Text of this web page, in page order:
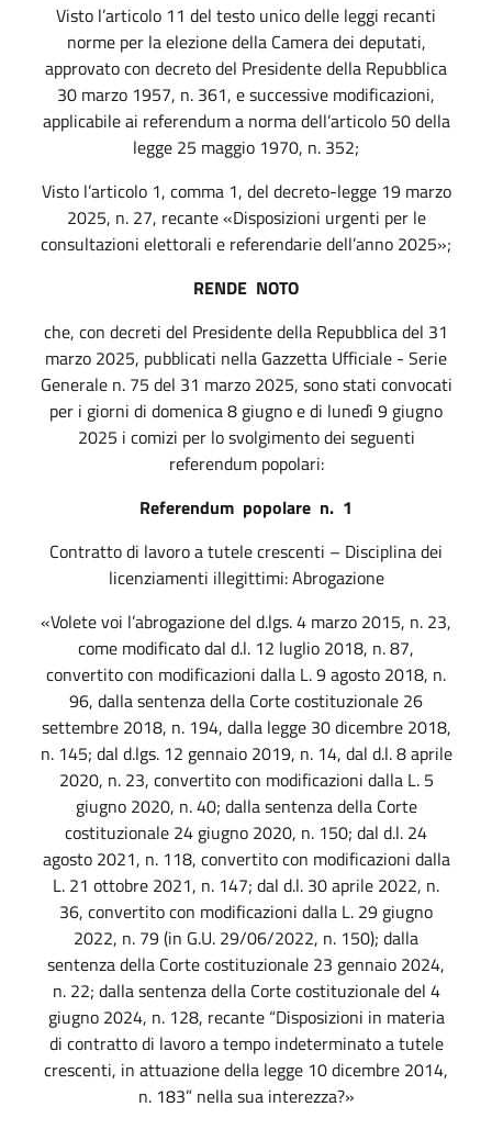
Visto l’articolo 11 del testo unico delle leggi recanti
norme per la elezione della Camera dei deputati,
approvato con decreto del Presidente della Repubblica
30 marzo 1957, n. 361, e successive modificazioni,
applicabile ai referenduma norma dell’articolo 50 della
legge 25 maggio 1970, n. 352;
Visto l’articolo 1, comma 1, del decreto-legge 19 marzo
2025, n. 27, recante «Disposizioni urgenti per le
consultazioni elettorali e referendarie dell’anno 2025»;
RENDE NOTO
che, con decreti del Presidente della Repubblica del 31
marzo 2025, pubblicati nella Gazzetta Ufficiale - Serie
Generalen. 75 del 31 marzo 2025, sono stati convocati
per i giorni di domenica 8 giugno e di lunedì 9 giugno
2025 i comizi per lo svolgimento dei seguenti
referendumpopolari:
Referendum popolare n. 1
Contratto di lavoro a tutele crescenti – Disciplina dei
licenziamenti illegittimi: Abrogazione
«Volete voi l’abrogazione del d.lgs. 4 marzo 2015, n. 23,
come modificato dal d.l. 12 luglio 2018, n. 87,
convertito con modificazioni dalla L. 9 agosto 2018, n.
96, dalla sentenza della Corte costituzionale 26
settembre 2018, n. 194, dalla legge 30 dicembre 2018,
n. 145; dal d.lgs. 12 gennaio 2019, n. 14, dal d.l. 8 aprile
2020, n. 23, convertito con modificazioni dalla L. 5
giugno 2020, n. 40; dalla sentenza della Corte
costituzionale 24 giugno 2020, n. 150; dal d.l. 24
agosto 2021, n. 118, convertito con modificazioni dalla
L. 21 ottobre 2021, n. 147; dal d.l. 30 aprile 2022, n.
36, convertito con modificazioni dalla L. 29 giugno
2022, n. 79 (in G.U. 29/06/2022, n. 150); dalla
sentenza della Corte costituzionale 23 gennaio 2024,
n. 22; dalla sentenza della Corte costituzionale del 4
giugno 2024, n. 128, recante “Disposizioni in materia
di contratto di lavoro a tempo indeterminato a tutele
crescenti, in attuazione della legge 10 dicembre 2014,
n. 183” nella sua interezza?»